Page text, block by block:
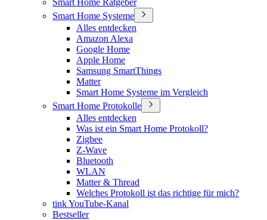
Smart Home Ratgeber
Smart Home Systeme
Alles entdecken
Amazon Alexa
Google Home
Apple Home
Samsung SmartThings
Matter
Smart Home Systeme im Vergleich
Smart Home Protokolle
Alles entdecken
Was ist ein Smart Home Protokoll?
Zigbee
Z-Wave
Bluetooth
WLAN
Matter & Thread
Welches Protokoll ist das richtige für mich?
tink YouTube-Kanal
Bestseller